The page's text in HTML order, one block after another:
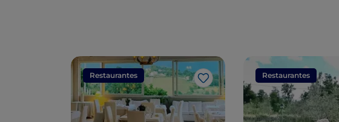
Restaurantes
Gosto
Restaurantes